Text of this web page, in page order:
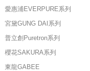
愛惠浦EVERPURE系列
宮黛GUNG DAI系列
普立創Puretron系列
櫻花SAKURA系列
東龍GABEE